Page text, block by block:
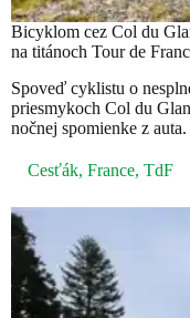
Bicyklom cez Col du
na titánoch Tour de
Spoveď cyklistu o
priesmykoch Col du
nočnej spomienke z auta.
Cesťák, France, TdF